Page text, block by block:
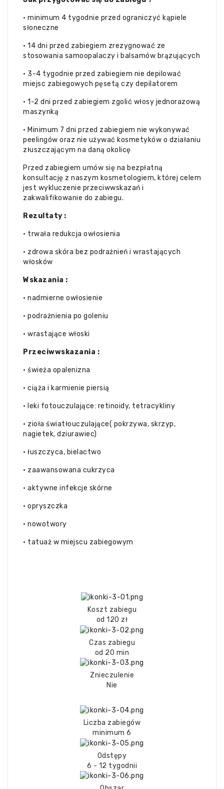
• minimum 4 tygodnie przed ograniczyć kąpiele
słoneczne
• 14 dni przed zabiegiem zrezygnować ze
stosowania samoopalaczy i balsamów brązujących
• 3-4 tygodnie przed zabiegiem nie depilować
miejsc zabiegowych pęsetą czy depilatorem
• 1-2 dni przed zabiegiem zgolić włosy jednorazową
maszynką
• Minimum 7 dni przed zabiegiem nie wykonywać
peelingów oraz nie używać kosmetyków o działaniu
złuszczającym na daną okolicę
Przed zabiegiem umów się na bezpłatną
konsultację z naszym kosmetologiem, której celem
jest wykluczenie przeciwwskazań i
zakwalifikowanie do zabiegu.
Rezultaty :
• trwała redukcja owłosienia
• zdrowa skóra bez podrażnień i wrastających
włosków
Wskazania :
• nadmierne owłosienie
• podrażnienia po goleniu
• wrastające włoski
Przeciwwskazania :
• świeża opalenizna
• ciąża i karmienie piersią
• leki fotouczulające: retinoidy, tetracykliny
• zioła światłouczulające( pokrzywa, skrzyp,
nagietek, dziurawiec)
• łuszczyca, bielactwo
• zaawansowana cukrzyca
• aktywne infekcje skórne
• opryszczka
• nowotwory
• tatuaż w miejscu zabiegowym
Koszt zabiegu
od 120 zł
Czas zabiegu
od 20 min
Znieczulenie
Nie
Liczba zabiegów
minimum 6
Odstępy
6 - 12 tygodnii